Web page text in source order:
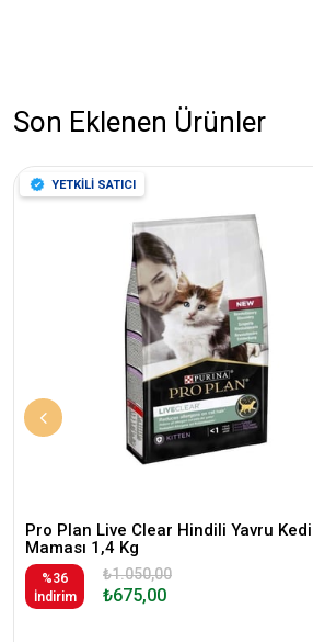
Son Eklenen Ürünler
Pro Plan Live Clear Hindili Yavru Kedi
Maması 1,4 Kg
%36
İndirim
₺675,00
₺1.050,00
YETKİLİ SATICI